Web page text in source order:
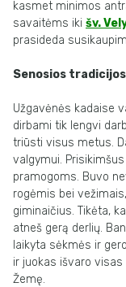
kasmet minimos
savaitėms iki šv.
prasideda
Senosios tradicijos
Užgavėnės kadaise
dirbami tik lengvi
triūsti visus metus.
valgymui.
pramogoms. Buvo
rogėmis bei
giminaičius. Tikėta,
atneš gerą derlių.
laikyta sėkmės ir
ir juokas išvaro
Žemę.